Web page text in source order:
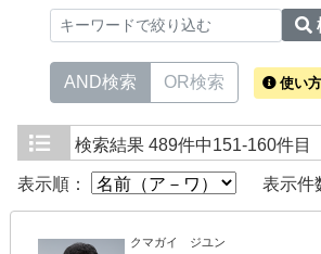
AND検索 OR検索 使い方
検索結果 489件中151-160件目
表示順： 表示件
クマガイ ジユン